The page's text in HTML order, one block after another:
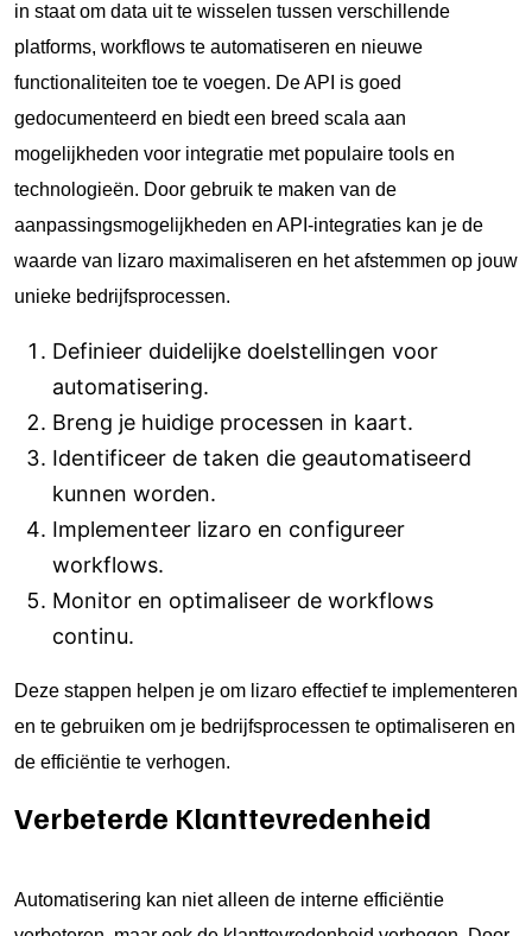
in staat om data uit te wisselen tussen verschillende
platforms, workflows te automatiseren en nieuwe
functionaliteiten toe te voegen. De API is goed
gedocumenteerd en biedt een breed scala aan
mogelijkheden voor integratie met populaire tools en
technologieën. Door gebruik te maken van de
aanpassingsmogelijkheden en API-integraties kan je de
waarde van lizaro maximaliseren en het afstemmen op jouw
unieke bedrijfsprocessen.
Definieer duidelijke doelstellingen voor
automatisering.
Breng je huidige processen in kaart.
Identificeer de taken die geautomatiseerd
kunnen worden.
Implementeer lizaro en configureer
workflows.
Monitor en optimaliseer de workflows
continu.
Deze stappen helpen je om lizaro effectief te implementeren
en te gebruiken om je bedrijfsprocessen te optimaliseren en
de efficiëntie te verhogen.
Verbeterde Klanttevredenheid
Automatisering kan niet alleen de interne efficiëntie